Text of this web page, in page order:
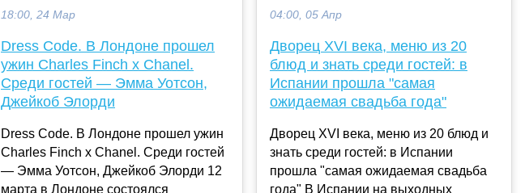
18:00, 24 Мар
Dress Code. В Лондоне прошел
ужин Charles Finch x Chanel.
Среди гостей — Эмма Уотсон,
Джейкоб Элорди
Dress Code. В Лондоне прошел ужин
Charles Finch x Chanel. Среди гостей
— Эмма Уотсон, Джейкоб Элорди 12
марта в Лондоне состоялся
04:00, 05 Апр
Дворец XVI века, меню из 20
блюд и знать среди гостей: в
Испании прошла "самая
ожидаемая свадьба года"
Дворец XVI века, меню из 20 блюд и
знать среди гостей: в Испании
прошла "самая ожидаемая свадьба
года" В Испании на выходных